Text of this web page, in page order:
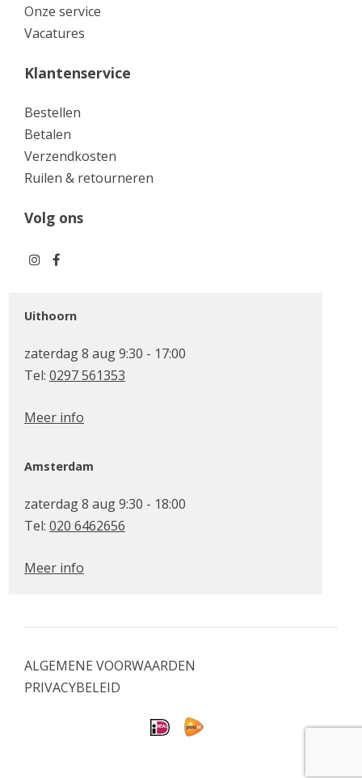
Onze service
Vacatures
Klantenservice
Bestellen
Betalen
Verzendkosten
Ruilen & retourneren
Volg ons
Uithoorn
zaterdag 8 aug 9:30 - 17:00
Tel: 0297 561353
Meer info
Amsterdam
zaterdag 8 aug 9:30 - 18:00
Tel: 020 6462656
Meer info
ALGEMENE VOORWAARDEN
PRIVACYBELEID